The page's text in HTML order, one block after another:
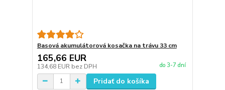
Basová akumulátorová kosačka na trávu 33 cm
165,66 EUR
134,68 EUR bez DPH do 3-7 dní
Pridať do košíka